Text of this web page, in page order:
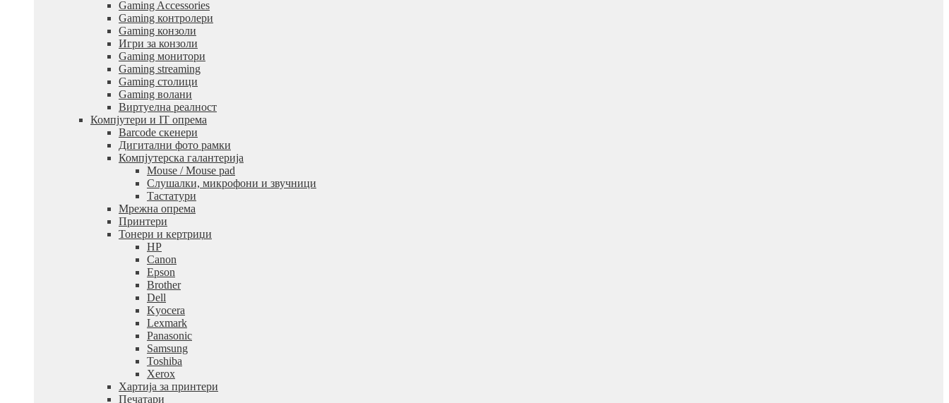
Gaming Accessories
Gaming контролери
Gaming конзоли
Игри за конзоли
Gaming монитори
Gaming streaming
Gaming столици
Gaming волани
Виртуелна реалност
Компјутери и IT опрема
Barcode скенери
Дигитални фото рамки
Компјутерска галантерија
Mouse / Mouse pad
Слушалки, микрофони и звучници
Тастатури
Мрежна опрема
Принтери
Тонери и кертриџи
HP
Canon
Epson
Brother
Dell
Kyocera
Lexmark
Panasonic
Samsung
Toshiba
Xerox
Хартија за принтери
Печатари